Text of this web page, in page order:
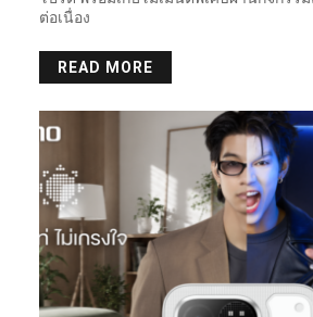
ต่อเนื่อง
READ MORE